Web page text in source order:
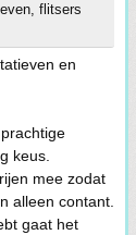
flitsers
en
keus.
mee zodat
alleen contant.
gaat het